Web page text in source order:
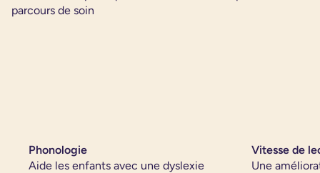
parcours de soin
Phonologie
Aide les enfants avec une dyslexie
Vitesse de
Une